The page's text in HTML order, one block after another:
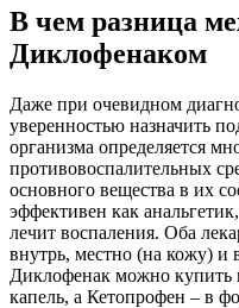
В чем разница
Диклофенаком
Даже при очевидном
уверенностью назначить
организма определяется
противовоспалительных
основного вещества в их
эффективен как
лечит воспаления. Оба
внутрь, местно (на кожу)
Диклофенак можно купить
капель, а Кетопрофен – в